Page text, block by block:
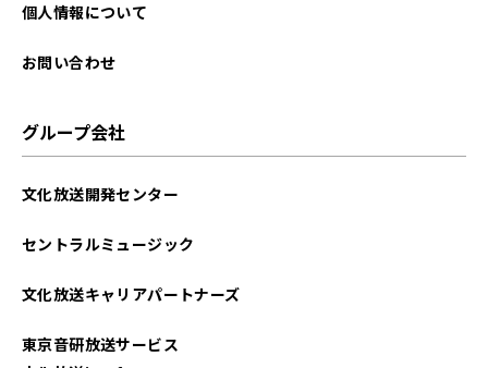
個人情報について
お問い合わせ
グループ会社
文化放送開発センター
セントラルミュージック
文化放送キャリアパートナーズ
東京音研放送サービス